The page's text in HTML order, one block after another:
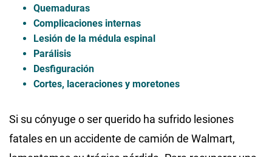
Quemaduras
Complicaciones internas
Lesión de la médula espinal
Parálisis
Desfiguración
Cortes, laceraciones y moretones
Si su cónyuge o ser querido ha sufrido lesiones
fatales en un accidente de camión de Walmart,